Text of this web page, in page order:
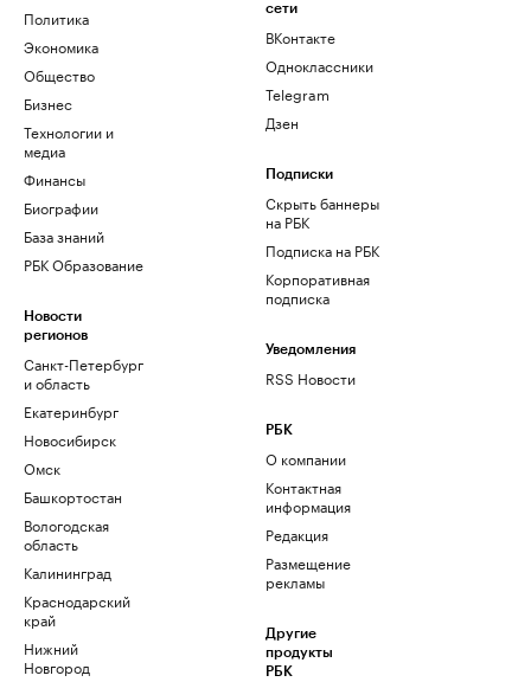
Политика
Экономика
Общество
Бизнес
Технологии и
медиа
Финансы
Биографии
База знаний
РБК Образование
Новости
регионов
Санкт-Петербург
и область
Екатеринбург
Новосибирск
Омск
Башкортостан
Вологодская
область
Калининград
Краснодарский
край
Нижний
Новгород
сети
ВКонтакте
Одноклассники
Telegram
Дзен
Подписки
Скрыть баннеры
на РБК
Подписка на РБК
Корпоративная
подписка
Уведомления
RSS Новости
РБК
О компании
Контактная
информация
Редакция
Размещение
рекламы
Другие
продукты
РБК